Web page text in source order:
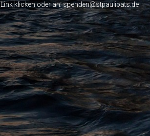
Link klicken oder an: spenden@stpaulibats.de